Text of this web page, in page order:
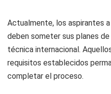
Actualmente, los aspirantes
deben someter sus planes
técnica internacional.
requisitos establecidos
completar el proceso.